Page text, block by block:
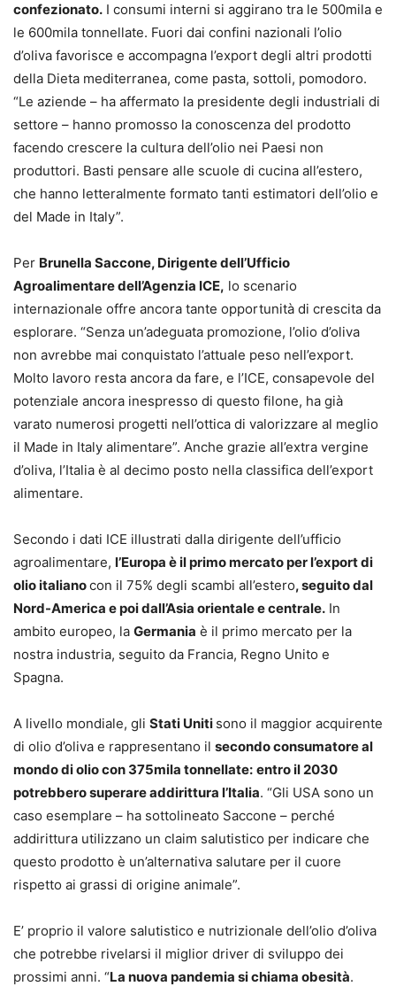
confezionato. I consumi interni si aggirano tra le 500mila e
le 600mila tonnellate. Fuori dai confini nazionali l’olio
d’oliva favorisce e accompagna l’export degli altri prodotti
della Dieta mediterranea, come pasta, sottoli, pomodoro.
“Le aziende – ha affermato la presidente degli industriali di
settore – hanno promosso la conoscenza del prodotto
facendo crescere la cultura dell’olio nei Paesi non
produttori. Basti pensare alle scuole di cucina all’estero,
che hanno letteralmente formato tanti estimatori dell’olio e
del Made in Italy”.
Per Brunella Saccone, Dirigente dell’Ufficio
Agroalimentaredell’Agenzia ICE, lo scenario
internazionale offre ancora tante opportunità di crescita da
esplorare. “Senza un’adeguata promozione, l’olio d’oliva
non avrebbe mai conquistato l’attuale peso nell’export.
Molto lavoro resta ancora da fare, e l’ICE, consapevole del
potenziale ancora inespresso di questo filone, ha già
varato numerosi progetti nell’ottica di valorizzare al meglio
il Made in Italy alimentare”. Anche grazie all’extra vergine
d’oliva, l’Italia è al decimo posto nella classifica dell’export
alimentare.
Secondo i dati ICE illustrati dalla dirigente dell’ufficio
agroalimentare, l’Europa è il primo mercato per l’export di
olio italianocon il 75% degli scambi all’estero, seguito dal
Nord-America e poi dall’Asia orientale e centrale. In
ambito europeo, la Germania è il primo mercato per la
nostra industria, seguito da Francia, Regno Unito e
Spagna.
A livello mondiale, gli Stati Uniti sono il maggior acquirente
di olio d’oliva e rappresentano il secondo consumatore al
mondo di olio con 375mila tonnellate: entro il 2030
potrebbero superare addirittura l’Italia. “Gli USA sono un
caso esemplare – ha sottolineato Saccone – perché
addirittura utilizzano un claim salutistico per indicare che
questo prodotto è un’alternativa salutare per il cuore
rispetto ai grassi di origine animale”.
E’ proprio il valore salutistico e nutrizionale dell’olio d’oliva
che potrebbe rivelarsi il miglior driver di sviluppo dei
prossimi anni. “La nuova pandemia si chiama obesità.